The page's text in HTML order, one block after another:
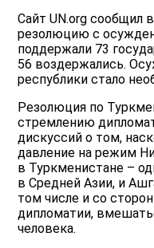
Сайт UN.org сообщил
резолюцию с
поддержали 73
56 воздержались.
республики стало
Резолюция по
стремлению
дискуссий о том,
давление на режим
в Туркменистане –
в Средней Азии, и
том числе и со
дипломатии,
человека.